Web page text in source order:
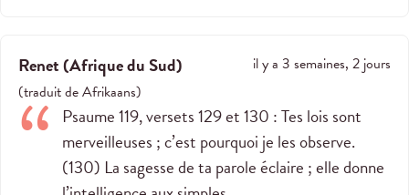
Renet(Afrique du Sud)
il y a 3 semaines, 2 jours
(traduit deAfrikaans)
Psaume 119, versets 129 et 130 : Tes lois sont
merveilleuses ; c’est pourquoi je les observe.
(130) La sagesse de ta parole éclaire ; elle donne